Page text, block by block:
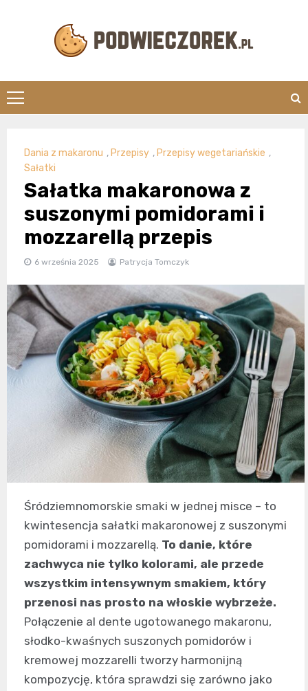
Dania z makaronu , Przepisy , Przepisy wegetariańskie ,
Sałatki
Sałatka makaronowa z
suszonymi pomidorami i
mozzarellą przepis
6 września 2025 Patrycja Tomczyk
Śródziemnomorskie smaki w jednej misce – to
kwintesencja sałatki makaronowej z suszonymi
pomidorami i mozzarellą. To danie, które
zachwyca nie tylko kolorami, ale przede
wszystkim intensywnym smakiem, który
przenosi nas prosto na włoskie wybrzeże.
Połączenie al dente ugotowanego makaronu,
słodko-kwaśnych suszonych pomidorów i
kremowej mozzarelli tworzy harmonijną
kompozycję, która sprawdzi się zarówno jako